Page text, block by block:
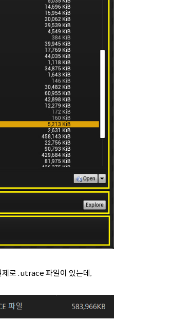
제로 .utrace 파일이 있는데,